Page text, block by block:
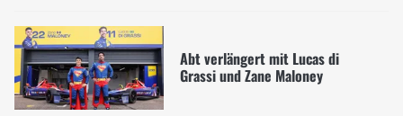
Abt verlängert mit Lucas di
Grassi und Zane Maloney